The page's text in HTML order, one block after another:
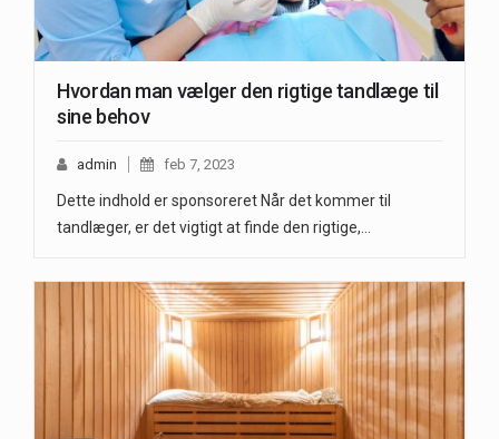
Hvordan man vælger den rigtige tandlæge til
sine behov
admin feb 7, 2023
Dette indhold er sponsoreret Når det kommer til
tandlæger, er det vigtigt at finde den rigtige,…